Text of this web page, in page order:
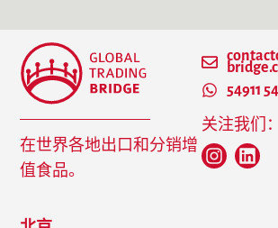
在世界各地出口和分销增
值食品。
54911
关注我们：